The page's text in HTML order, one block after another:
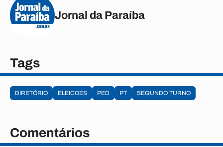
Jornal da Paraíba
Tags
DIRETÓRIO ELEICOES PED PT SEGUNDO TURNO
Comentários